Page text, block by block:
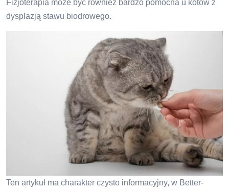
Fizjoterapia może być również bardzo pomocna u kotów z
dysplazją stawu biodrowego.
Ten artykuł ma charakter czysto informacyjny, w Better-